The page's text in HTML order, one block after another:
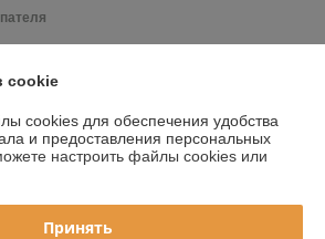
обл., г. Могилев, ул.Космонавтов
ЕГР: 791427039
Администрация Ленинского района г.
cookie
cookies для обеспечения удобства
и предоставления персональных
настроить файлы cookies или
Принять